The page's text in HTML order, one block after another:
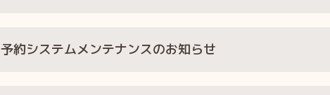
予約システムメンテナンスのお知らせ